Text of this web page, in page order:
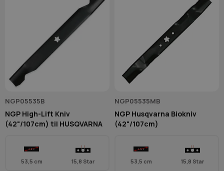
NGP05535B
NGP High-Lift Kniv
(42"/107cm) til HUSQVARNA
53,5 cm 15,8 Star
NGP05535MB
NGP Husqvarna Biokniv
(42"/107cm)
53,5 cm 15,8 Star